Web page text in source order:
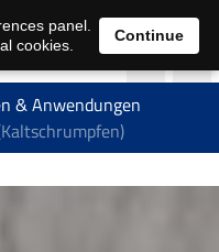
& Anwendungen
panel.
cookies.
Continue